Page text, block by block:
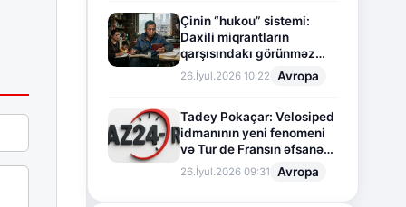
Çinin “hukou” sistemi:
Daxili miqrantların
qarşısındakı görünməz
sədd
26.İyul.2026 10:22 Avropa
Tadey Pokaçar: Velosiped
idmanının yeni fenomeni
və Tur de Fransın əfsanəvi
səhifəsi
26.İyul.2026 09:31 Avropa